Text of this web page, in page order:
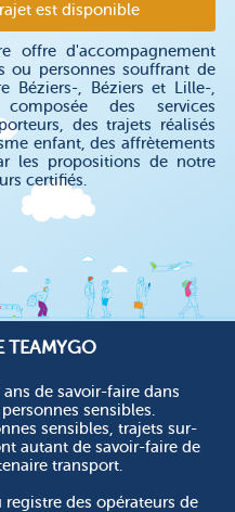
est disponible
offre d'accompagnement
ou personnes souffrant de
Béziers-, Béziers et Lille-,
des services
des trajets réalisés
enfant, des affrètements
les propositions de notre
certifiés.
TEAMYGO
de savoir-faire dans
sensibles.
sensibles, trajets sur-
autant de savoir-faire de
transport.
des opérateurs de